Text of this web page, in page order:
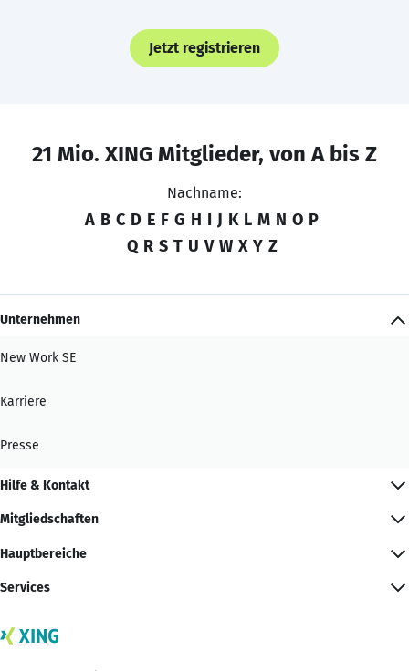
Jetzt registrieren
21 Mio. XING Mitglieder, von A bis Z
Nachname:
A B C D E F G H I J K L M N O P
Q R S T U V W X Y Z
Unternehmen
New Work SE
Karriere
Presse
Hilfe & Kontakt
Mitgliedschaften
Hauptbereiche
Services